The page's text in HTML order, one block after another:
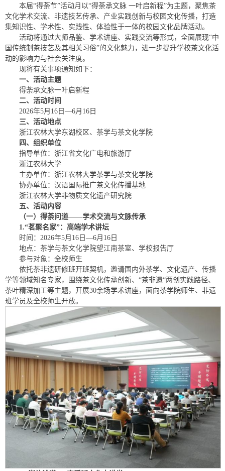
本届“得荼节”活动月以“得荼承文脉 一叶启新程”为主题，聚焦茶
文化学术交流、非遗技艺传承、产业实践创新与校园文化传播，打造
集知识性、学术性、实践性、体验性于一体的校园文化品牌活动。
活动将通过大师品鉴、学术讲座、实践交流等形式，全面展现“中
国传统制茶技艺及其相关习俗”的文化魅力，进一步提升学校茶文化活
动的影响力与社会关注度。
现将有关事项通知如下：
一、活动主题
得荼承文脉一叶启新程
二、活动时间
2026年5月16日—6月16日
三、活动地点
浙江农林大学东湖校区、茶学与茶文化学院
四、组织单位
指导单位：浙江省文化广电和旅游厅
浙江农林大学
主办单位：浙江农林大学茶学与茶文化学院
协办单位：汉语国际推广茶文化传播基地
浙江农林大学非物质文化遗产研究院
五、活动内容
（一）得荼问道——学术交流与文脉传承
1.“茗聚名家”：高端学术讲坛
时间：2026年5月16日—6月16日
地点：茶学与茶文化学院望江南茶室、学校报告厅
参与对象：全校师生
依托茶非遗研修班开班契机，邀请国内外茶学、文化遗产、传播
学等领域知名专家，围绕茶文化传承创新、“茶非遗“两创实践路径、
茶叶精深加工等主题，开展30余场学术讲座，面向茶学院师生、非遗
班学员及全校师生开放。